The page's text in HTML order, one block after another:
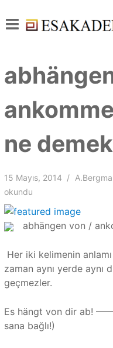
ne
15 Mayıs, 2014
okundu
abhängen von /
Her iki kelimenin
zaman aynı yerde aynı
geçmezler.
Es hängt von dir ab!
sana bağlı!)